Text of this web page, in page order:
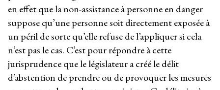
en effet que la non-assistance à personne en danger
suppose qu’une personne soit directement exposée à
un péril de sorte qu’elle refuse de l’appliquer si cela
n’est pas le cas. C’est pour répondre à cette
jurisprudence que le législateur a créé le délit
d’abstention de prendre ou de provoquer les mesures